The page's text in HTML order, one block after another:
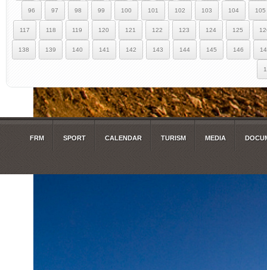
96 97 98 99 100 101 102 103 104 105
117 118 119 120 121 122 123 124 125
138 139 140 141 142 143 144 145 146
FRM SPORT CALENDAR TURISM MEDIA